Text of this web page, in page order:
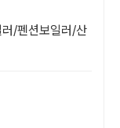
/펜션보일러/산